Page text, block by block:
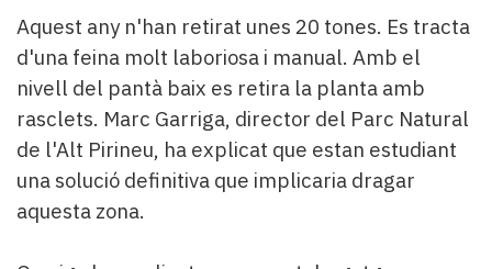
Aquest any n'han retirat unes 20 tones. Es tracta
d'una feina molt laboriosa i manual. Amb el
nivell del pantà baix es retira la planta amb
rasclets. Marc Garriga, director del Parc Natural
de l'Alt Pirineu, ha explicat que estan estudiant
una solució definitiva que implicaria dragar
aquesta zona.